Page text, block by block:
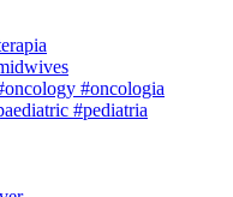
#oncologia
#pediatria